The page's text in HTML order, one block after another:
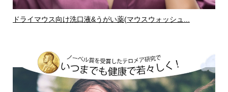
ドライマウス向け洗口液&うがい薬(マウスウォッシュ...